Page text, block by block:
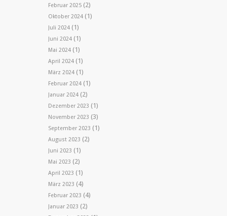
Februar 2025 (2)
Oktober 2024 (1)
Juli 2024 (1)
Juni 2024 (1)
Mai 2024 (1)
April 2024 (1)
März 2024 (1)
Februar 2024 (1)
Januar 2024 (2)
Dezember 2023 (1)
November 2023 (3)
September 2023 (1)
August 2023 (2)
Juni 2023 (1)
Mai 2023 (2)
April 2023 (1)
März 2023 (4)
Februar 2023 (4)
Januar 2023 (2)